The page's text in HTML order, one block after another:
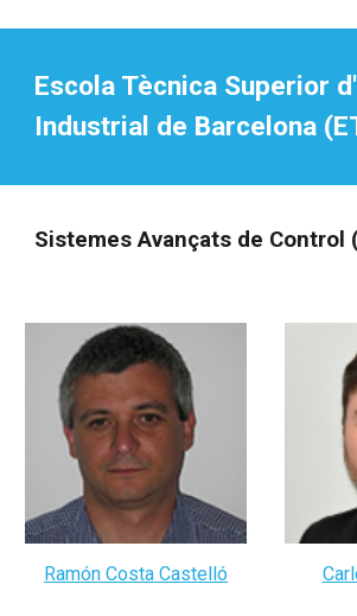
Escola Tècnica Superior
Industrial de Barcelona
Sistemes Avançats de Control
Ramón Costa Castelló